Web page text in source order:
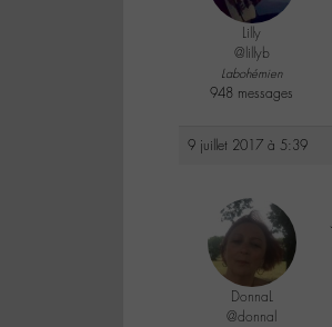
Lilly
@lillyb
Labohémien
948 messages
9 juillet 2017 à 5:39
DonnaL
@donnal